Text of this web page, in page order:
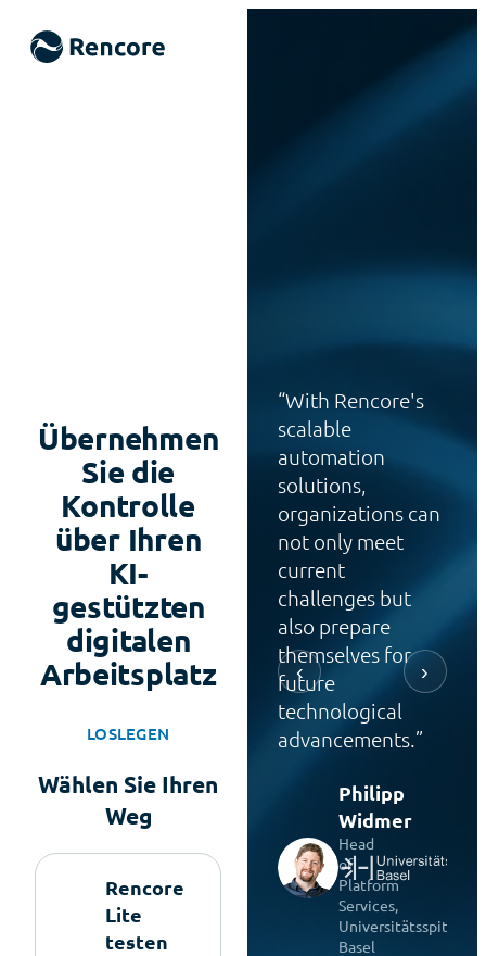
Übernehmen
Sie die
Kontrolle
über Ihren
KI-
gestützten
digitalen
Arbeitsplatz
LOSLEGEN
Wählen Sie Ihren
Weg
Rencore
Lite
testen
‹
With Rencore's
scalable
automation
solutions,
organizations can
not only meet
current
challenges but
also prepare
themselves for
future
technological
advancements.
Philipp
Widmer
Head
of
Platform
Services,
Universitätsspital
Basel
›